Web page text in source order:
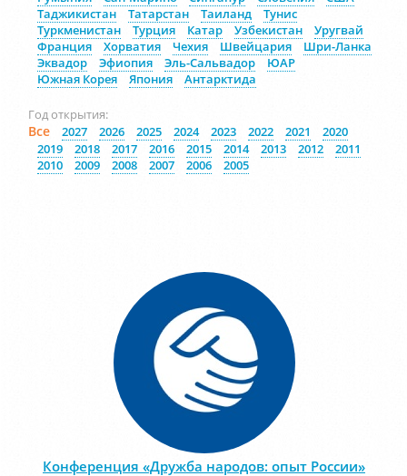
Таджикистан
Татарстан Таиланд
Тунис
Туркменистан
Турция Катар Узбекистан
Уругвай
Франция
Хорватия Чехия Швейцария
Шри-Ланка
Эквадор
Эфиопия Эль-Сальвадор
ЮАР
Южная Корея
Япония Антарктида
Год открытия:
Все 2027 2026 2025 2024 2023 2022 2021
2020
2019
2018 2017 2016 2015 2014 2013 2012
2011
2010
2009 2008 2007 2006 2005
Конференция «Дружба народов: опыт России»